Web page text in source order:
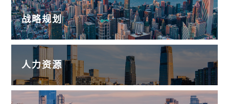
战略规划
人力资源